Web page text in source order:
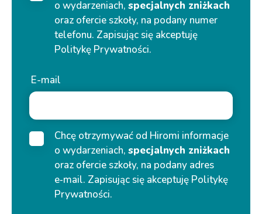
o wydarzeniach, specjalnych zniżkach
oraz ofercie szkoły, na podany numer
telefonu. Zapisując się akceptuję
Politykę Prywatności.
E-mail
Chcę otrzymywać od Hiromi informacje
o wydarzeniach, specjalnych zniżkach
oraz ofercie szkoły, na podany adres
e‑mail. Zapisując się akceptuję Politykę
Prywatności.